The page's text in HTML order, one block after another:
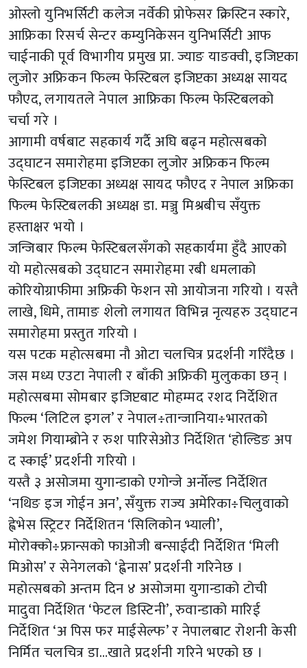
ओस्लो युनिभर्सिटी कलेज नर्वेकी प्रोफेसर क्रिस्टिन स्कारे,
आफ्रिका रिसर्च सेन्टर कम्युनिकेसन युनिभर्सिटी आफ
चाईनाकी पूर्व विभागीय प्रमुख प्रा. ज्याङ याङक्वी, इजिप्टका
लुजोर अफ्रिकन फिल्म फेस्टिबल इजिप्टका अध्यक्ष सायद
फौएद, लगायतले नेपाल आफ्रिका फिल्म फेस्टिबलको
चर्चा गरे ।
आगामी वर्षबाट सहकार्य गर्दै अघि बढ्न महोत्सबको
उद्घाटन समारोहमा इजिप्टका लुजोर अफ्रिकन फिल्म
फेस्टिबल इजिप्टका अध्यक्ष सायद फौएद र नेपाल अफ्रिका
फिल्म फेस्टिबलकी अध्यक्ष डा. मञ्जु मिश्रबीच सँयुक्त
हस्ताक्षर भयो ।
जन्जिबार फिल्म फेस्टिबलसँगको सहकार्यमा हुँदै आएको
यो महोत्सबको उद्घाटन समारोहमा रबी धमलाको
कोरियोग्राफीमा अफ्रिकी फेशन सो आयोजना गरियो । यस्तै
लाखे, धिमे, तामाङ शेलो लगायत विभिन्न नृत्यहरु उद्घाटन
समारोहमा प्रस्तुत गरियो ।
यस पटक महोत्सबमा नौ ओटा चलचित्र प्रदर्शनी गरिँदैछ ।
जस मध्य एउटा नेपाली र बाँकी अफ्रिकी मुलुकका छन् ।
महोत्सबमा सोमबार इजिप्टबाट मोहम्मद रशद निर्देशित
फिल्म ‘लिटिल इगल’ र नेपाल÷तान्जानिया÷भारतको
जमेश गियाम्ब्रोने र रुश पारिसेओउ निर्देशित ‘होल्डिङ अप
द स्काई’ प्रदर्शनी गरियो ।
यस्तै ३ असोजमा युगान्डाको एगोन्जे अर्नोल्ड निर्देशित
‘नथिङ इज गोईन अन’, सँयुक्त राज्य अमेरिका÷चिलुवाको
ह्वेभेस स्ट्रिटर निर्देशितन ‘सिलिकोन भ्याली’,
मोरोक्को÷फ्रान्सको फाओजी बन्साईदी निर्देशित ‘मिली
मिओस’ र सेनेगलको ‘ह्वेनास’ प्रदर्शनी गरिनेछ ।
महोत्सबको अन्तम दिन ४ असोजमा युगान्डाको टोची
मादुवा निर्देशित ‘फेटल डिस्टिनी’, रुवान्डाको मारिई
निर्देशित ‘अ पिस फर माईसेल्फ’ र नेपालबाट रोशनी केसी
निर्मित चलचित्र डा…खाते प्रदर्शनी गरिने भएको छ ।